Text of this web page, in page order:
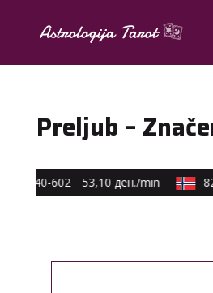
Preljub –
40-602 53,10 ден./min